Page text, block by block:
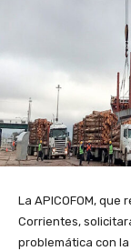
La APICOFOM,
Corrientes,
problemática con